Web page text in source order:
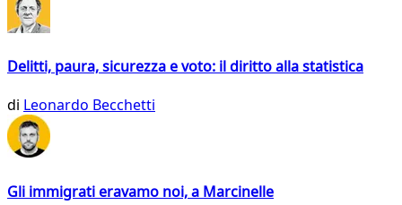
Delitti, paura, sicurezza e voto: il diritto alla statistica
di Leonardo Becchetti
Gli immigrati eravamo noi, a Marcinelle